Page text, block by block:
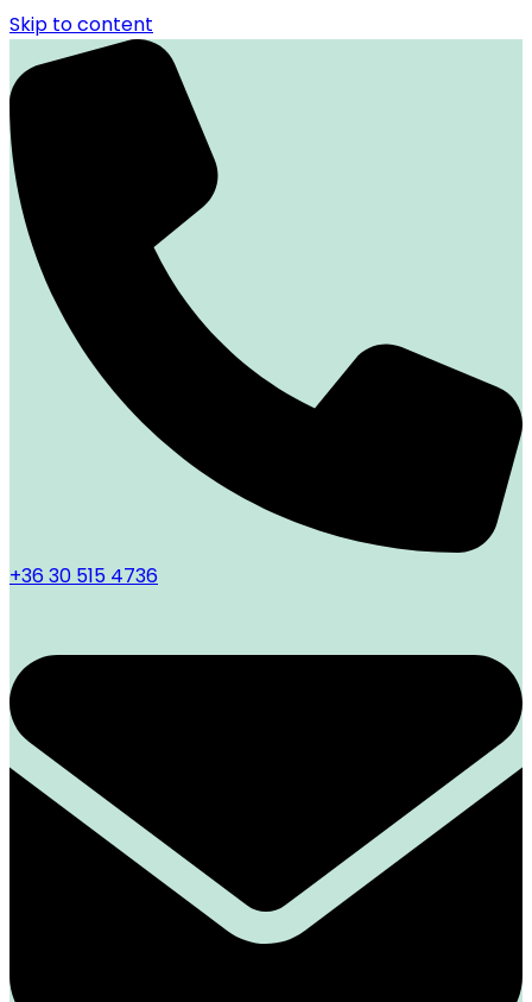
Skip to content
+36 30 515 4736